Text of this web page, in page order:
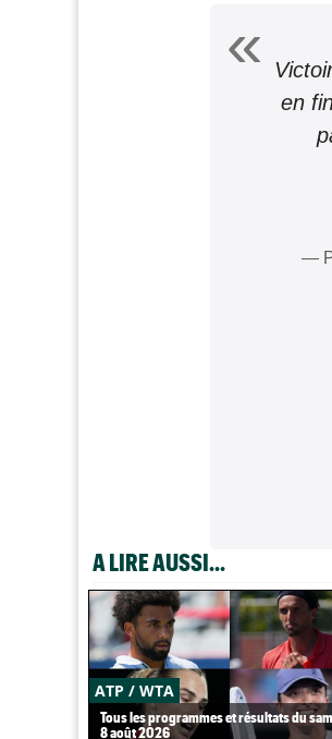
en
—
A LIRE AUSSI...
ATP / WTA
Tous les programmes et résultats du
8 août 2026